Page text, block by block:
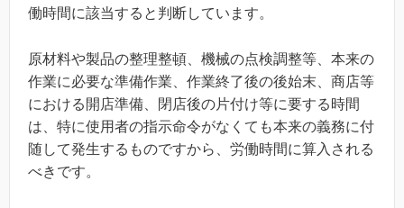
働時間に該当すると判断しています。
原材料や製品の整理整頓、機械の点検調整等、本来の
作業に必要な準備作業、作業終了後の後始末、商店等
における開店準備、閉店後の片付け等に要する時間
は、特に使用者の指示命令がなくても本来の義務に付
随して発生するものですから、労働時間に算入される
べきです。